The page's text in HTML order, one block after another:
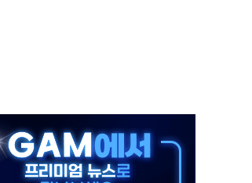
번째·42일 만 도발
동자 숨져